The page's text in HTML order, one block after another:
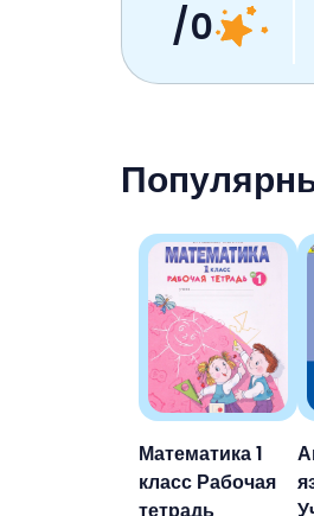
Математика 1
класс Рабочая
тетрадь
/0